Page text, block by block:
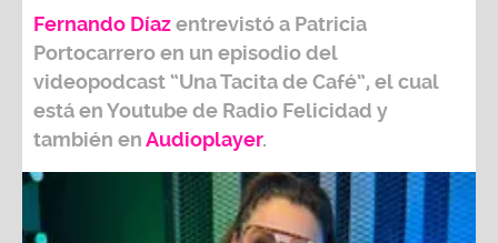
Fernando Díazentrevistó a Patricia
Portocarreroen un episodio del
videopodcast “Una Tacita de Café”, el cual
está en Youtube de Radio Felicidad y
también enAudioplayer.